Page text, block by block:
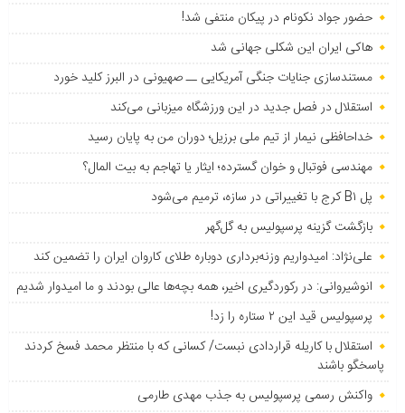
حضور جواد نکونام در پیکان منتفی شد!
هاکی ایران این شکلی جهانی شد
مستندسازی جنایات جنگی آمریکایی ــ صهیونی در البرز کلید خورد
استقلال در فصل جدید در این ورزشگاه میزبانی می‌کند
خداحافظی نیمار از تیم ملی برزیل؛ دوران من به پایان رسید
مهندسی فوتبال و خوان گسترده؛ ایثار یا تهاجم به بیت المال؟
پل B۱ کرج با تغییراتی در سازه، ترمیم می‌شود
بازگشت گزینه پرسپولیس به ‌گل‌گهر
علی‌نژاد: امیدواریم وزنه‌برداری دوباره طلای کاروان ایران را تضمین کند
انوشیروانی: در رکوردگیری اخیر، همه بچه‌ها عالی بودند و ما امیدوار شدیم
پرسپولیس قید این ۲ ستاره را زد!
استقلال با کاریله قراردادی نبست/ کسانی که با منتظر محمد فسخ کردند
پاسخگو باشند
واکنش رسمی پرسپولیس به جذب مهدی طارمی